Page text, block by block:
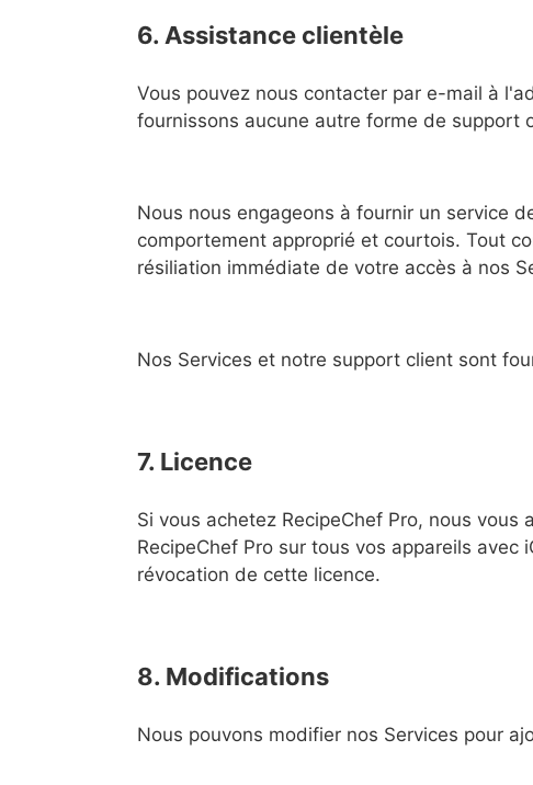
6. Assistance clientèle
Vous pouvez nous contacter par e-mail à
fournissons aucune autre forme de support
Nous nous engageons à fournir un service
comportement approprié et courtois. Tout
résiliation immédiate de votre accès à nos
Nos Services et notre support client sont
7. Licence
Si vous achetez RecipeChef Pro, nous
RecipeChef Pro sur tous vos appareils avec
révocation de cette licence.
8. Modifications
Nous pouvons modifier nos Services pour